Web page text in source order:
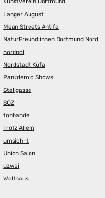
Kunstverein Dortmund
Langer August
Mean Streets Antifa
NaturFreund:innen Dortmund Nord
nordpol
Nordstadt Küfa
Pankdemic Shows
Stallgasse
SÖZ
tonbande
Trotz Allem
umsich-t
Union Salon
uzwei
Welthaus